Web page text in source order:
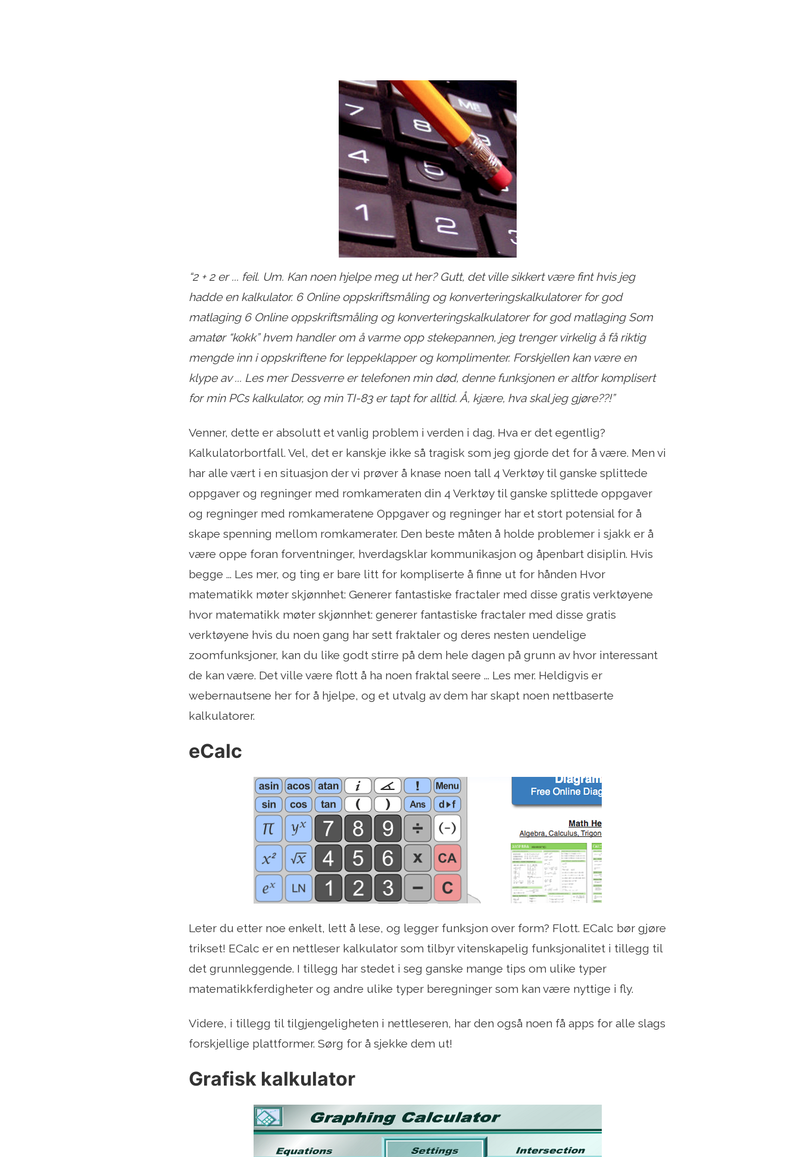
“2 + 2 er ... feil. Um. Kan noen hjelpe meg ut her? Gutt, det ville sikkert være fint hvis jeg
hadde en kalkulator. 6 Online oppskriftsmåling og konverteringskalkulatorer for god
matlaging 6 Online oppskriftsmåling og konverteringskalkulatorer for god matlaging Som
amatør “kokk” hvem handler om å varme opp stekepannen, jeg trenger virkelig å få riktig
mengde inn i oppskriftene for leppeklapper og komplimenter. Forskjellen kan være en
klype av ... Les mer Dessverre er telefonen min død, denne funksjonen er altfor komplisert
for min PCs kalkulator, og min TI-83 er tapt for alltid. Å, kjære, hva skal jeg gjøre??!”
Venner, dette er absolutt et vanlig problem i verden i dag. Hva er det egentlig?
Kalkulatorbortfall. Vel, det er kanskje ikke så tragisk som jeg gjorde det for å være. Men vi
har alle vært i en situasjon der vi prøver å knase noen tall 4 Verktøy til ganske splittede
oppgaver og regninger med romkameraten din 4 Verktøy til ganske splittede oppgaver
og regninger med romkameratene Oppgaver og regninger har et stort potensial for å
skape spenning mellom romkamerater. Den beste måten å holde problemer i sjakk er å
være oppe foran forventninger, hverdagsklar kommunikasjon og åpenbart disiplin. Hvis
begge ... Les mer, og ting er bare litt for kompliserte å finne ut for hånden Hvor
matematikk møter skjønnhet: Generer fantastiske fractaler med disse gratis verktøyene
hvor matematikk møter skjønnhet: generer fantastiske fractaler med disse gratis
verktøyene hvis du noen gang har sett fraktaler og deres nesten uendelige
zoomfunksjoner, kan du like godt stirre på dem hele dagen på grunn av hvor interessant
de kan være. Det ville være flott å ha noen fraktal seere ... Les mer. Heldigvis er
webernautsene her for å hjelpe, og et utvalg av dem har skapt noen nettbaserte
kalkulatorer.
eCalc
Leter du etter noe enkelt, lett å lese, og legger funksjon over form? Flott. ECalc bør gjøre
trikset! ECalc er en nettleser kalkulator som tilbyr vitenskapelig funksjonalitet i tillegg til
det grunnleggende. I tillegg har stedet i seg ganske mange tips om ulike typer
matematikkferdigheter og andre ulike typer beregninger som kan være nyttige i fly.
Videre, i tillegg til tilgjengeligheten i nettleseren, har den også noen få apps for alle slags
forskjellige plattformer. Sørg for å sjekke dem ut!
Grafisk kalkulator